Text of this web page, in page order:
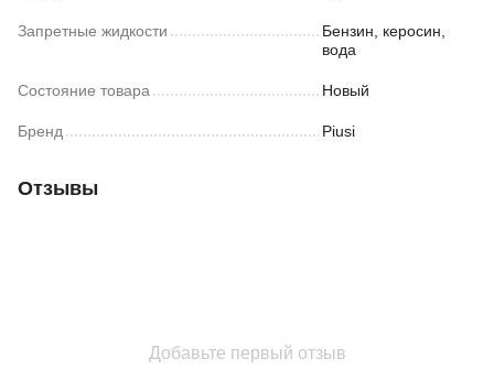
Запретные жидкости
Бензин, керосин,
вода
Состояние товара Новый
Бренд Piusi
Отзывы
Добавьте первый отзыв